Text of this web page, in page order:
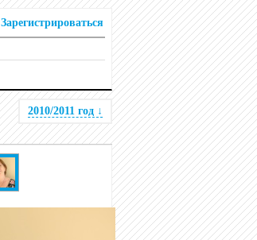
Зарегистрироваться
2010/2011 год ↓